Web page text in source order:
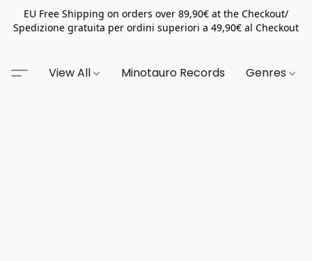
EU Free Shipping on orders over 89,90€ at the Checkout/
Spedizione gratuita per ordini superiori a 49,90€ al Checkout
View All Minotauro Records Genres